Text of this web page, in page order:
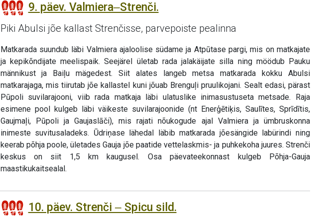
9. päev. Valmiera‒Strenči.
Piki Abulsi jõe kallast Strenčisse, parvepoiste pealinna
Matkarada suundub läbi Valmiera ajaloolise südame ja Atpūtase pargi, mis on matkajate
ja kepikõndijate meelispaik. Seejärel ületab rada jalakäijate silla ning möödub Pauku
männikust ja Baiļu mägedest. Siit alates langeb metsa matkarada kokku Abulsi
matkarajaga, mis tiirutab jõe kallastel kuni jõuab Brenguļi pruulikojani. Sealt edasi, pärast
Pūpoli suvilarajooni, viib rada matkaja läbi ulatuslike inimasustuseta metsade. Raja
esimene pool kulgeb läbi väikeste suvilarajoonide (nt Enerģētiķis, Saulītes, Sprīdītis,
Gaujmaļi, Pūpoli ja Gaujaslāči), mis rajati nõukogude ajal Valmiera ja ümbruskonna
inimeste suvitusaladeks. Ūdriņase lähedal läbib matkarada jõesängide labürindi ning
keerab põhja poole, ületades Gauja jõe paatide vettelaskmis- ja puhkekoha juures. Strenči
keskus on siit 1,5 km kaugusel. Osa päevateekonnast kulgeb Põhja-Gauja
maastikukaitsealal.
10. päev. Strenči ‒ Spicu sild.